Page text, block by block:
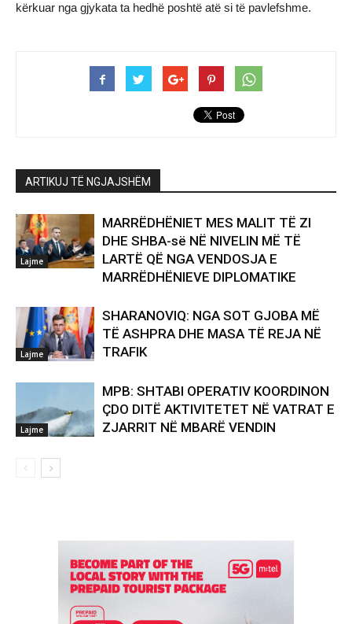
kërkuar nga gjykata ta hedhë poshtë atë si të pavlefshme.
ARTIKUJ TË NGJAJSHËM
Lajme
MARRËDHËNIET MES MALIT TË ZI
DHE SHBA-së NË NIVELIN MË TË
LARTË QË NGA VENDOSJA E
MARRËDHËNIEVE DIPLOMATIKE
Lajme
SHARANOVIQ: NGA SOT GJOBA MË
TË ASHPRA DHE MASA TË REJA NË
TRAFIK
Lajme
MPB: SHTABI OPERATIV KOORDINON
ÇDO DITË AKTIVITETET NË VATRAT E
ZJARRIT NË MBARË VENDIN